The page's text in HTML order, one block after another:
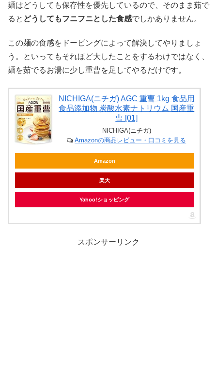
麺はどうしても保存性を優先しているので、そのまま茹で
ると どうしてもフニフニとした食感でしかありません。
この麺の食感をドーピングによって解決してやりましょ
う。といってもそれほど大したことをするわけではなく、
麺を茹でるお湯に少し重曹を足してやるだけです。
NICHIGA(ニチガ) AGC 重曹 1kg 食品用
食品添加物 炭酸水素ナトリウム 国産重
曹 [01]
NICHIGA(ニチガ)
Amazonの商品レビュー・口コミを見る
Amazon
楽天
Yahoo!ショッピング
スポンサーリンク